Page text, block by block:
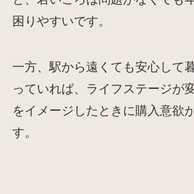
困りやすいです。
一方、駅から遠くても安心して
っていれば、ライフステージが
をイメージしたときに購入意欲
す。